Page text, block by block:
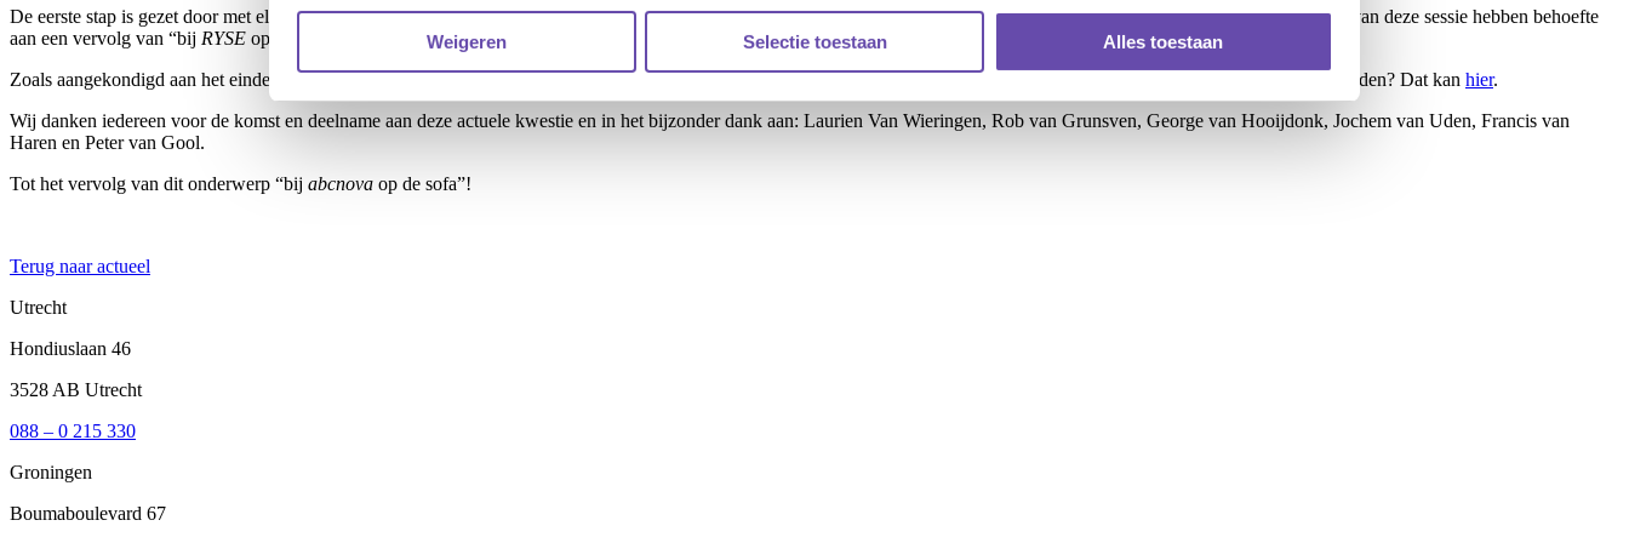
Weigeren Selectie toestaan Alles toestaan
De eerste stap is gezet door met elkaar in gesprek te gaan en begrip te hebben voor ieders uitdaging. Nu is het tijd voor de vervolgstappen. Zowel de deelnemers als het publiek van deze sessie hebben behoefte
aan een vervolg van “bij RYSE op de sofa” ten aanzien van dit onderwerp. Uiteraard geven wij hier graag gehoor aan.
Zoals aangekondigd aan het einde van de sessie op de PROVADA, gaan we na de zomer een vervolgsessie organiseren. Binnenkort maken wij de datum bekend. Alvast aanmelden? Dat kan hier.
Wij danken iedereen voor de komst en deelname aan deze actuele kwestie en in het bijzonder dank aan: Laurien Van Wieringen, Rob van Grunsven, George van Hooijdonk, Jochem van Uden, Francis van
Haren en Peter van Gool.
Tot het vervolg van dit onderwerp “bij abcnova op de sofa”!
Terug naar actueel
Utrecht
Hondiuslaan 46
3528 AB Utrecht
088 – 0 215 330
Groningen
Boumaboulevard 67